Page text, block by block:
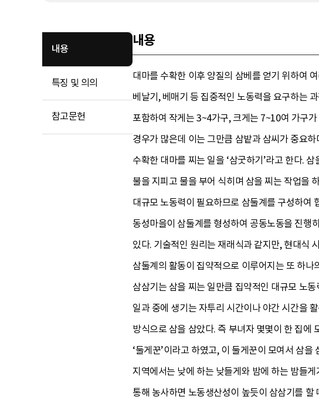
내용
특징 및 의의
참고문헌
내용
대마를 수확한 이후 양질의 삼베를 얻기 위하여
베날기, 베매기 등 집중적인 노동력을 요구하는
포함하여 작게는 3~4가구, 크게는 7~10여 가구
경우가 많은데 이는 그만큼 삼밭과 삼씨가 중요
수확한 대마를 찌는 일을 ‘삼굿하기’라고 한다.
불을 지피고 물을 부어 식히며 삼을 찌는 작업을
대규모 노동력이 필요하므로 삼둘계를 구성하여
동성마을이 삼둘계를 형성하여 공동노동을 진행
있다. 기술적인 원리는 재래식과 같지만, 현대식
삼둘계의 활동이 집약적으로 이루어지는 또 하나
삼삼기는 삼을 찌는 일만큼 집약적인 대규모 노
일과 중에 생기는 자투리 시간이나 야간 시간을
방식으로 삼을 삼았다. 즉 부녀자 몇몇이 한 집에
‘둘게꾼’이라고 하였고, 이 둘게꾼이 모여서 삼
지역에서는 낮에 하는 낮들게와 밤에 하는 밤들
통해 농사하면 노동생산성이 높듯이 삼삼기를